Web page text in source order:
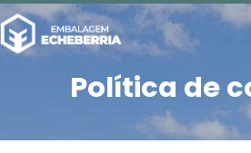
al
contenido
Política de